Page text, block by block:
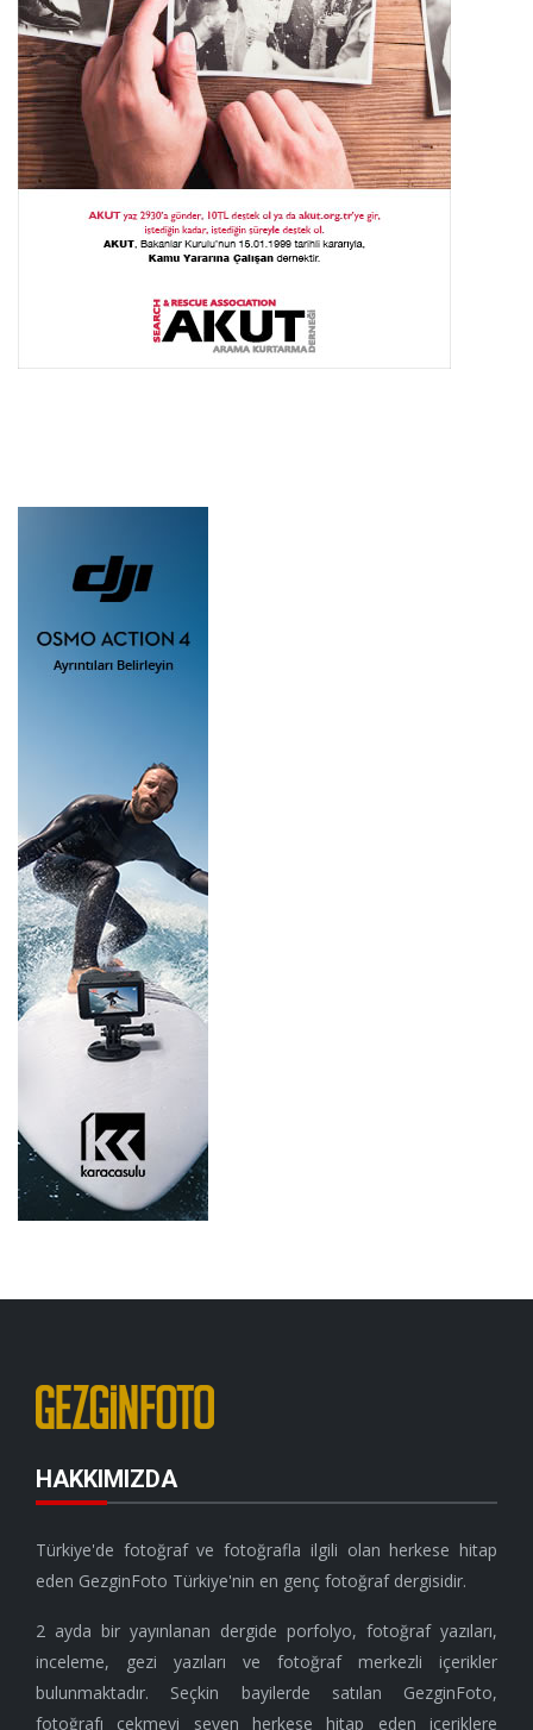
HAKKIMIZDA
Türkiye'de fotoğraf ve fotoğrafla ilgili olan herkese hitap
eden GezginFoto Türkiye'nin en genç fotoğraf dergisidir.
2 ayda bir yayınlanan dergide porfolyo, fotoğraf yazıları,
inceleme, gezi yazıları ve fotoğraf merkezli içerikler
bulunmaktadır. Seçkin bayilerde satılan GezginFoto,
fotoğrafı çekmeyi seven herkese hitap eden içeriklere